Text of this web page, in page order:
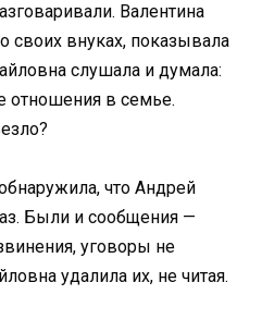
Валентина
своих внуках, показывала
слушала и думала:
отношения в семье.
что Андрей
Были и сообщения —
уговоры не
удалила их, не читая.